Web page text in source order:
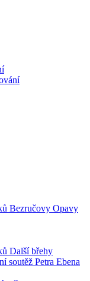
Bezručovy Opavy
Další břehy
soutěž Petra Ebena